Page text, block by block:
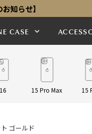
知らせ】
CASE
16 15 Pro Max 15
ゴールド